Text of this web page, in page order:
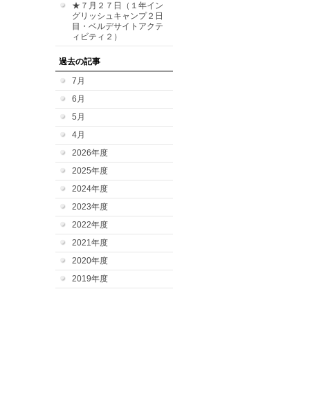
★７月２７日（１年イン
グリッシュキャンプ２日
目・ベルデサイトアクテ
ィビティ２）
過去の記事
7月
6月
5月
4月
2026年度
2025年度
2024年度
2023年度
2022年度
2021年度
2020年度
2019年度